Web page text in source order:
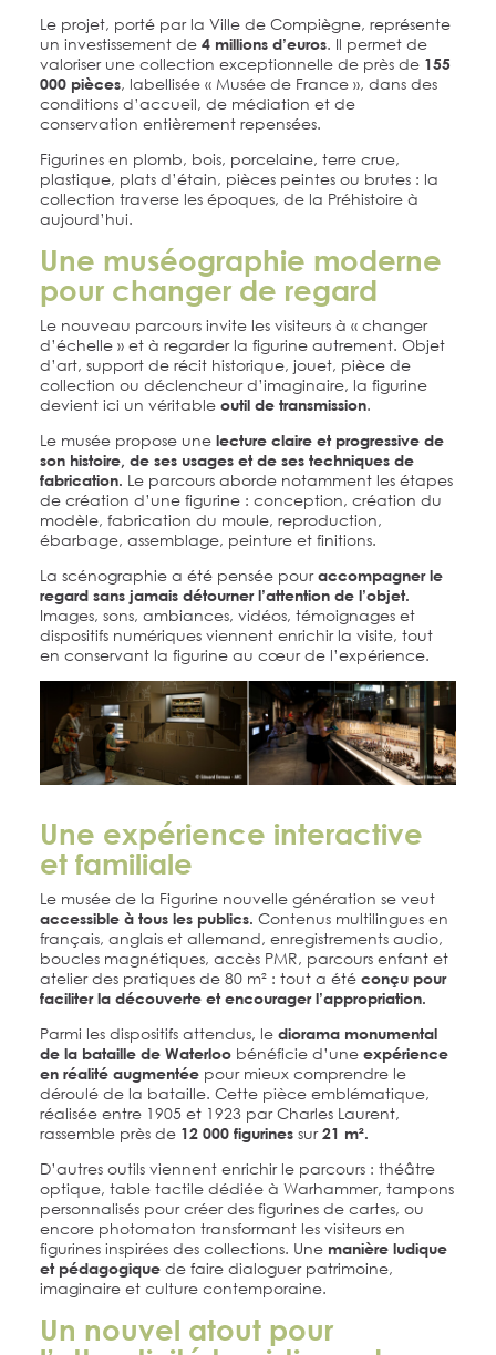
Le projet, porté par la Ville de Compiègne, représente
un investissement de 4 millions d’euros. Il permet de
valoriser une collection exceptionnelle de près de 155
000 pièces, labellisée « Musée de France », dans des
conditions d’accueil, de médiation et de
conservation entièrement repensées.
Figurines en plomb, bois, porcelaine, terre crue,
plastique, plats d’étain, pièces peintes ou brutes : la
collection traverse les époques, de la Préhistoire à
aujourd’hui.
Une muséographie moderne
pour changer de regard
Le nouveau parcours invite les visiteurs à « changer
d’échelle » et à regarder la figurine autrement. Objet
d’art, support de récit historique, jouet, pièce de
collection ou déclencheur d’imaginaire, la figurine
devient ici un véritable outil de transmission.
Le musée propose une lecture claire et progressive de
son histoire, de ses usages et de ses techniques de
fabrication. Le parcours aborde notamment les étapes
de création d’une figurine : conception, création du
modèle, fabrication du moule, reproduction,
ébarbage, assemblage, peinture et finitions.
La scénographie a été pensée pouraccompagner le
regard sans jamais détourner l’attention de l’objet.
Images, sons, ambiances, vidéos, témoignages et
dispositifs numériques viennent enrichir la visite, tout
en conservant la figurine au cœur de l’expérience.
Une expérience interactive
et familiale
Le musée de la Figurine nouvelle génération se veut
accessible à tous les publics. Contenus multilingues en
français, anglais et allemand, enregistrements audio,
boucles magnétiques, accès PMR, parcours enfant et
atelier des pratiques de 80 m² : tout a été conçu pour
faciliter la découverte et encourager l’appropriation.
Parmi les dispositifs attendus, le diorama monumental
de la bataille de Waterloobénéficie d’une expérience
en réalité augmentéepour mieux comprendre le
déroulé de la bataille. Cette pièce emblématique,
réalisée entre 1905 et 1923 par Charles Laurent,
rassemble près de 12 000 figurinessur21 m².
D’autres outils viennent enrichir le parcours : théâtre
optique, table tactile dédiée à Warhammer, tampons
personnalisés pour créer des figurines de cartes, ou
encore photomaton transformant les visiteurs en
figurines inspirées des collections. Une manière ludique
et pédagogiquede faire dialoguer patrimoine,
imaginaire et culture contemporaine.
Un nouvel atout pour